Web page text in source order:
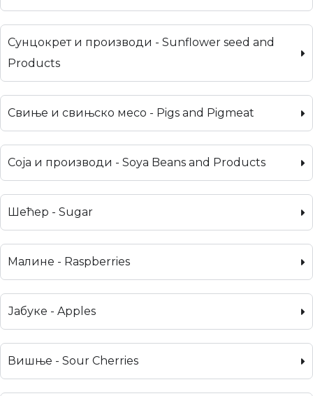
Сунцокрет и производи - Sunflower seed and
Products
Свиње и свињско месо - Pigs and Pigmeat
Соја и производи - Soya Beans and Products
Шећер - Sugar
Малине - Raspberries
Јабуке - Apples
Вишње - Sour Cherries